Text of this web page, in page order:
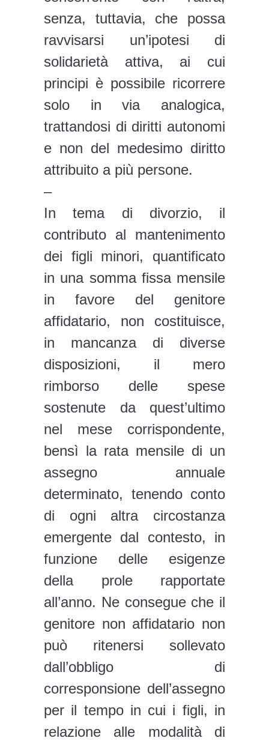
senza, tuttavia, che possa
ravvisarsi un’ipotesi di
solidarietà attiva, ai cui
principi è possibile ricorrere
solo in via analogica,
trattandosi di diritti autonomi
e non del medesimo diritto
attribuito a più persone.
–
In tema di divorzio, il
contributo al mantenimento
dei figli minori, quantificato
in una somma fissa mensile
in favore del genitore
affidatario, non costituisce,
in mancanza di diverse
disposizioni, il mero
rimborso delle spese
sostenute da quest’ultimo
nel mese corrispondente,
bensì la rata mensile di un
assegno annuale
determinato, tenendo conto
di ogni altra circostanza
emergente dal contesto, in
funzione delle esigenze
della prole rapportate
all’anno. Ne consegue che il
genitore non affidatario non
può ritenersi sollevato
dall’obbligo di
corresponsione dell’assegno
per il tempo in cui i figli, in
relazione alle modalità di